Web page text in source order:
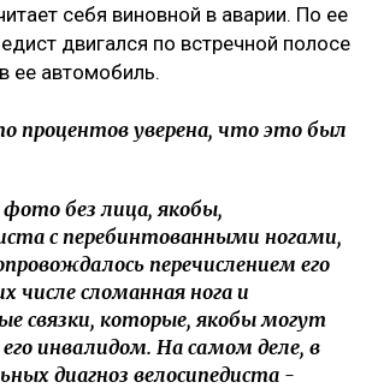
себя виновной в аварии. По ее
двигался по встречной полосе
ее автомобиль.
процентов уверена, что это был
фото без лица, якобы,
с перебинтованными ногами,
перечислением его
числе сломанная нога и
связки, которые, якобы могут
инвалидом. На самом деле, в
диагноз велосипедиста -